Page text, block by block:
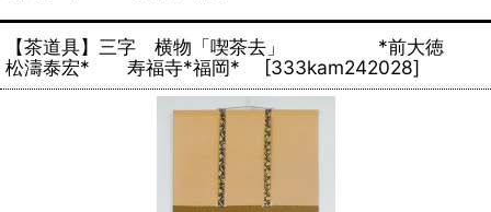
【茶道具】三字 横物「喫茶去」 *前大徳
松濤泰宏* 寿福寺*福岡*
[333kam242028]